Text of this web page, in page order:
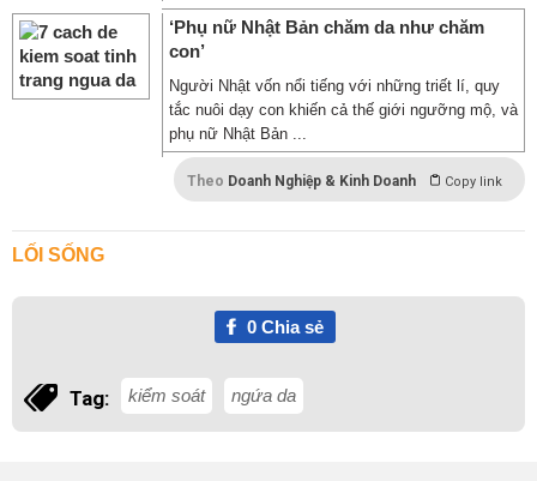
‘Phụ nữ Nhật Bản chăm da như chăm
con’
Người Nhật vốn nổi tiếng với những triết lí, quy
tắc nuôi dạy con khiến cả thế giới ngưỡng mộ, và
phụ nữ Nhật Bản ...
Theo Doanh Nghiệp & Kinh Doanh Copy link
LỐI SỐNG
0Chia sẻ
Tag: kiểm soát ngứa da